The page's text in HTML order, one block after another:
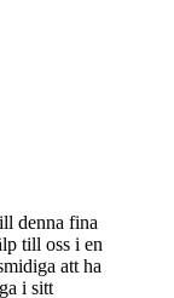
denna fina
till oss i en
att ha
i sitt